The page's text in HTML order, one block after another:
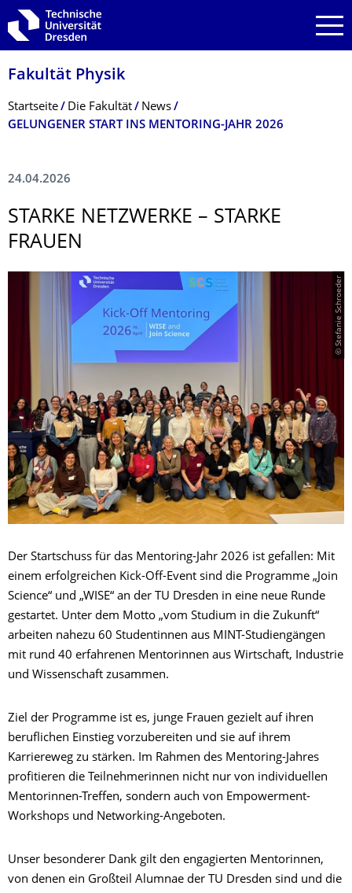
Zur Hauptnavigation springen
Zur Suche springen
Zum Inhalt springen
Fakultät Physik
Breadcrumb-Menü
Startseite Die Fakultät
News
GELUNGENER START INS MENTORING-JAHR 2026
24.04.2026
STARKE NETZWERKE – STARKE
FRAUEN
© Stefanie Schroeder
Der Startschuss für das Mentoring-Jahr 2026 ist gefallen: Mit
einem erfolgreichen Kick-Off-Event sind die Programme „Join
Science“ und „WISE“ an der TU Dresden in eine neue Runde
gestartet. Unter dem Motto „vom Studium in die Zukunft“
arbeiten nahezu 60 Studentinnen aus MINT-Studiengängen
mit rund 40 erfahrenen Mentorinnen aus Wirtschaft, Industrie
und Wissenschaft zusammen.
Ziel der Programme ist es, junge Frauen gezielt auf ihren
beruflichen Einstieg vorzubereiten und sie auf ihrem
Karriereweg zu stärken. Im Rahmen des Mentoring-Jahres
profitieren die Teilnehmerinnen nicht nur von individuellen
Mentorinnen-Treffen, sondern auch von Empowerment-
Workshops und Networking-Angeboten.
Unser besonderer Dank gilt den engagierten Mentorinnen,
von denen ein Großteil Alumnae der TU Dresden sind und die